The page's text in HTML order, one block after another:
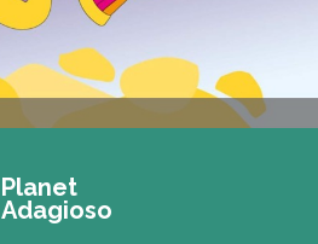
Pla­net
Ada­gio­so